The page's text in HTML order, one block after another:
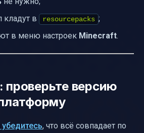
кладут в
resourcepacks ;
в меню настроек Minecraft.
проверьте версию
, что всё совпадает по